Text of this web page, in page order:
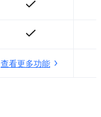
查看更多功能